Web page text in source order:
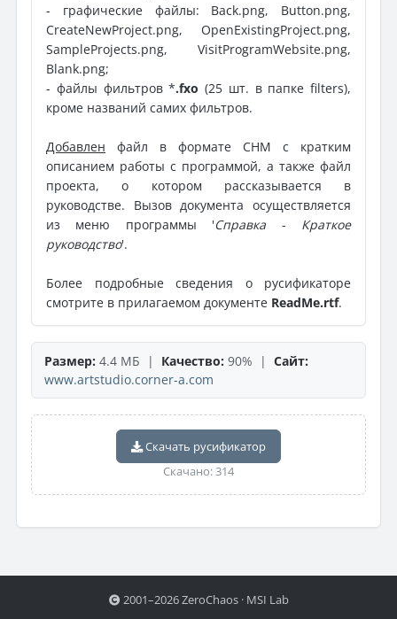
- графические файлы: Back.png, Button.png,
CreateNewProject.png, OpenExistingProject.png,
SampleProjects.png, VisitProgramWebsite.png,
Blank.png;
- файлы фильтров *.fxo (25 шт. в папке filters),
кроме названий самих фильтров.
Добавлен файл в формате CHM с кратким
описанием работы с программой, а также файл
проекта, о котором рассказывается в
руководстве. Вызов документа осуществляется
из меню программы 'Справка - Краткое
руководство'.
Более подробные сведения о русификаторе
смотрите в прилагаемом документе ReadMe.rtf.
Размер: 4.4 МБ | Качество: 90% | Сайт:
www.artstudio.corner-a.com
Скачать русификатор
Скачано: 314
2001–2026 ZeroChaos · MSI Lab